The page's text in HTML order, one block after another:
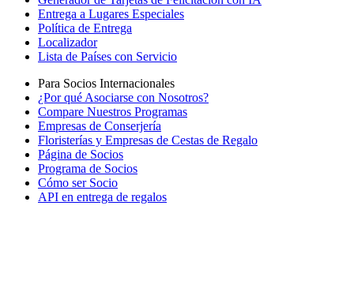
Entrega a Lugares Especiales
Política de Entrega
Localizador
Lista de Países con Servicio
Para Socios Internacionales
¿Por qué Asociarse con Nosotros?
Compare Nuestros Programas
Empresas de Conserjería
Floristerías y Empresas de Cestas de Regalo
Página de Socios
Programa de Socios
Cómo ser Socio
API en entrega de regalos